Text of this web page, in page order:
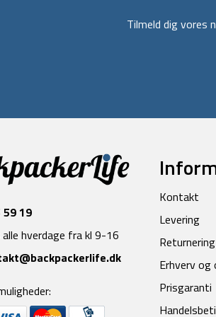
Tilmeld dig vores
59 19
hverdage fra kl 9-16
Kontakt
Levering
Erhverv
Prisgaranti